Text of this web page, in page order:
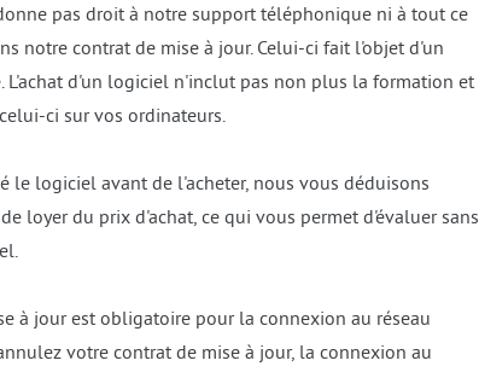
pas droit à notre support téléphonique ni à tout ce
notre contrat de mise à jour. Celui-ci fait l'objet d'un
L'achat d'un logiciel n'inclut pas non plus la formation et
ci sur vos ordinateurs.
le logiciel avant de l'acheter, nous vous déduisons
loyer du prix d'achat, ce qui vous permet d'évaluer sans
à jour est obligatoire pour la connexion au réseau
votre contrat de mise à jour, la connexion au